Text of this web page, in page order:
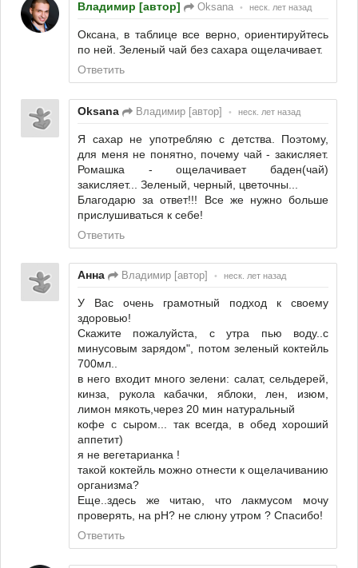
Владимир [автор] Oksana • неск. лет назад
Оксана, в таблице все верно, ориентируйтесь
по ней. Зеленый чай без сахара ощелачивает.
Ответить
Oksana Владимир [автор] • неск. лет назад
Я сахар не употребляю с детства. Поэтому,
для меня не понятно, почему чай - закисляет.
Ромашка - ощелачивает баден(чай)
закисляет... Зеленый, черный, цветочны...
Благодарю за ответ!!! Все же нужно больше
прислушиваться к себе!
Ответить
Анна Владимир [автор] • неск. лет назад
У Вас очень грамотный подход к своему
здоровью!
Скажите пожалуйста, с утра пью воду..с
минусовым зарядом", потом зеленый коктейль
700мл..
в него входит много зелени: салат, сельдерей,
кинза, рукола кабачки, яблоки, лен, изюм,
лимон мякоть,через 20 мин натуральный
кофе с сыром... так всегда, в обед хороший
аппетит)
я не вегетарианка !
такой коктейль можно отнести к ощелачиванию
организма?
Еще..здесь же читаю, что лакмусом мочу
проверять, на рH? не слюну утром ? Спасибо!
Ответить